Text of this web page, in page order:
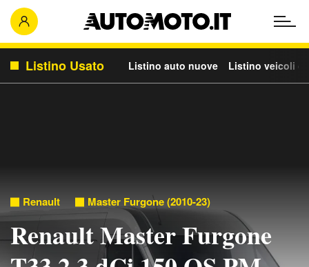
Listino Usato Listino auto nuove Listino veicoli
Renault Master Furgone (2010-23)
Renault Master Furgone